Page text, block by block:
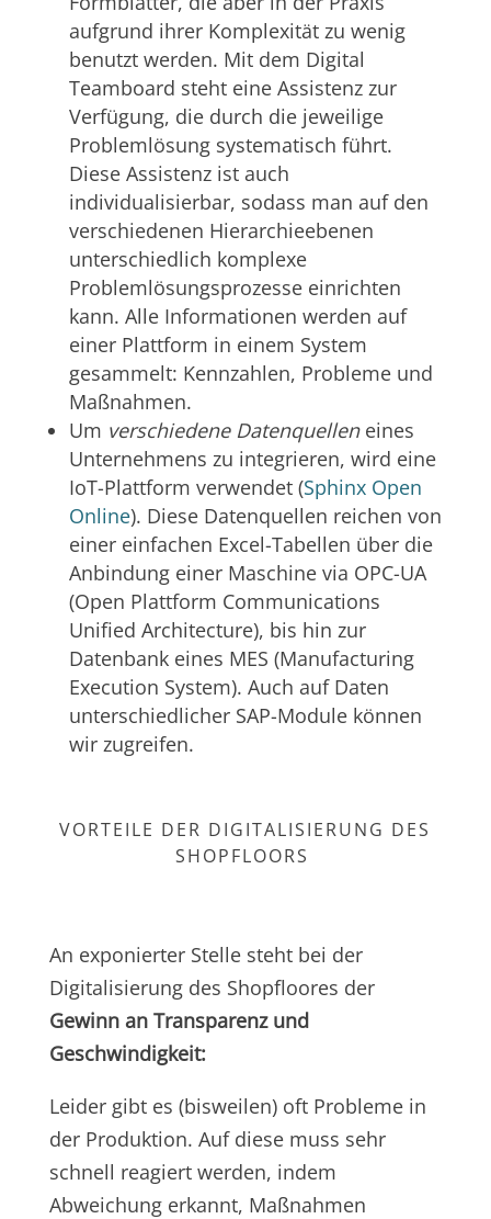
aufgrund ihrer Komplexität zu wenig
benutzt werden. Mit dem Digital
Teamboard steht eine Assistenz zur
Verfügung, die durch die jeweilige
Problemlösung systematisch führt.
Diese Assistenz ist auch
individualisierbar, sodass man auf den
verschiedenen Hierarchieebenen
unterschiedlich komplexe
Problemlösungsprozesse einrichten
kann. Alle Informationen werden auf
einer Plattform in einem System
gesammelt: Kennzahlen, Probleme und
Maßnahmen.
Um verschiedene Datenquelleneines
Unternehmens zu integrieren, wird eine
IoT-Plattform verwendet (Sphinx Open
Online). Diese Datenquellen reichen von
einer einfachen Excel-Tabellen über die
Anbindung einer Maschine via OPC-UA
(Open Plattform Communications
Unified Architecture), bis hin zur
Datenbank eines MES (Manufacturing
Execution System). Auch auf Daten
unterschiedlicher SAP-Module können
wir zugreifen.
VORTEILE DER DIGITALISIERUNG DES
SHOPFLOORS
An exponierter Stelle steht bei der
Digitalisierung des Shopfloores der
Gewinn an Transparenz und
Geschwindigkeit:
Leider gibt es (bisweilen) oft Probleme in
der Produktion. Auf diese muss sehr
schnell reagiert werden, indem
Abweichung erkannt, Maßnahmen